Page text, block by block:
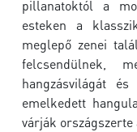
pillanatoktól a
esteken a
meglepő zenei
felcsendülnek,
hangzásvilágát
emelkedett
várják országszerte